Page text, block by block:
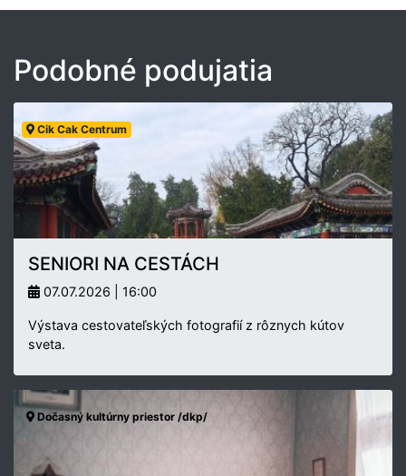
Podobné podujatia
Cik Cak Centrum
SENIORI NA CESTÁCH
07.07.2026 | 16:00
Výstava cestovateľských fotografií z rôznych kútov
sveta.
Dočasný kultúrny priestor /dkp/